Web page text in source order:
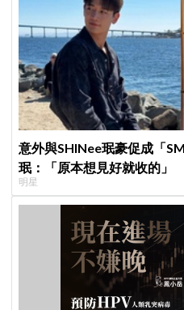
意外與SHINee珉豪促成「
珉：「原本想見好就收的」
明星